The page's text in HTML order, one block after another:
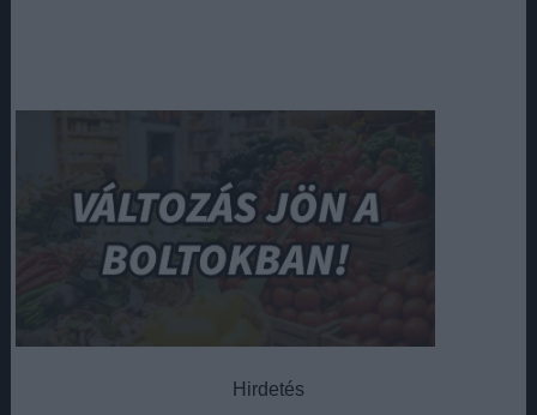
Hirdetés